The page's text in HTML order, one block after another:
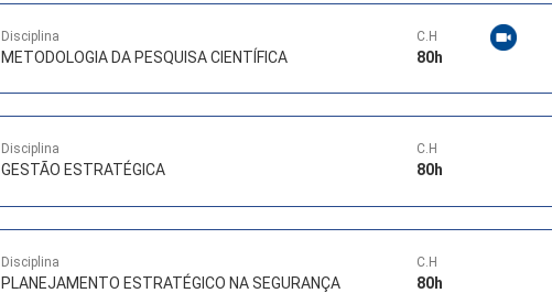
Disciplina
METODOLOGIA DA PESQUISA CIENTÍFICA
C.H
80h
Disciplina
GESTÃO ESTRATÉGICA
C.H
80h
Disciplina
PLANEJAMENTO ESTRATÉGICO NA SEGURANÇA
C.H
80h